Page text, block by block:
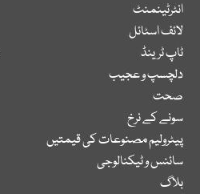
انٹرٹینمنٹ
لائف اسٹائل
ٹاپ ٹرینڈ
دلچسپ و عجیب
صحت
سونے کے نرخ
پیٹرولیم مصنوعات کی قیمتیں
سائنس و ٹیکنالوجی
بلاگ